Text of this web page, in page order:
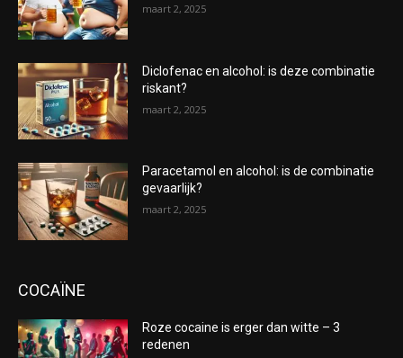
maart 2, 2025
Diclofenac en alcohol: is deze combinatie
riskant?
maart 2, 2025
Paracetamol en alcohol: is de combinatie
gevaarlijk?
maart 2, 2025
COCAÏNE
Roze cocaine is erger dan witte – 3
redenen